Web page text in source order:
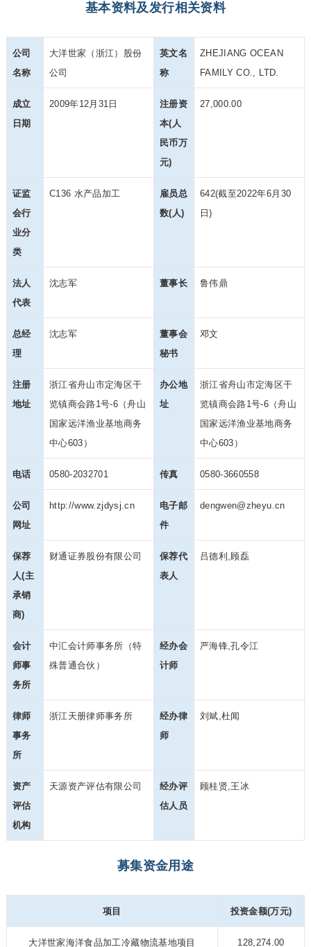
基本资料及发行相关资料
公司
名称
大洋世家（浙江）股份
公司
英文名
称
ZHEJIANG OCEAN
FAMILY CO., LTD.
成立
日期
2009年12月31日
注册资
本(人
民币万
元)
27,000.00
证监
会行
业分
类
C136 水产品加工
雇员总
数(人)
642(截至2022年6月30
日)
法人
代表
沈志军 董事长 鲁伟鼎
总经
理
沈志军
董事会
秘书
邓文
注册
地址
浙江省舟山市定海区干
览镇商会路1号-6（舟山
国家远洋渔业基地商务
中心603）
办公地
址
浙江省舟山市定海区干
览镇商会路1号-6（舟山
国家远洋渔业基地商务
中心603）
电话 0580-2032701 传真 0580-3660558
公司
网址
http://www.zjdysj.cn
电子邮
件
dengwen@zheyu.cn
保荐
人(主
承销
商)
财通证券股份有限公司
保荐代
表人
吕德利,顾磊
会计
师事
务所
中汇会计师事务所（特
殊普通合伙）
经办会
计师
严海锋,孔令江
律师
事务
所
浙江天册律师事务所
经办律
师
刘斌,杜闻
资产
评估
机构
天源资产评估有限公司
经办评
估人员
顾桂贤,王冰
募集资金用途
项目 投资金额(万元)
大洋世家海洋食品加工冷藏物流基地项目 128,274.00